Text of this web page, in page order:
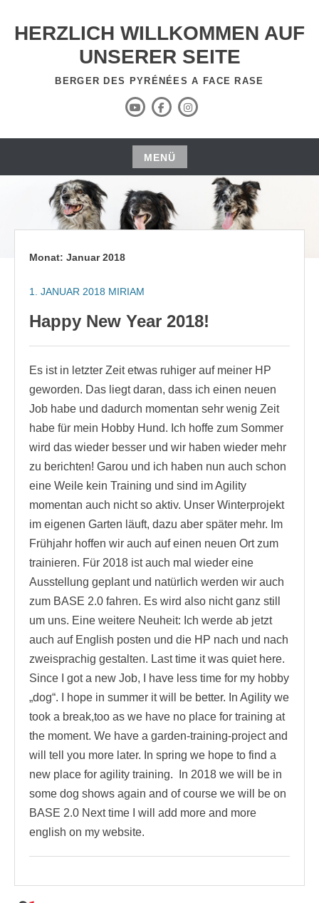
InhaltHERZLICH WILLKOMMEN AUF
UNSERER SEITE
BERGER DES PYRÉNÉES A FACE RASE
YouTube
Kanal
FacebookInstagram
MENÜ
Zum
springen
Monat: Januar 2018
1. JANUAR 2018 MIRIAM
Happy New Year 2018!
Es ist in letzter Zeit etwas ruhiger auf meiner HP
geworden. Das liegt daran, dass ich einen neuen
Job habe und dadurch momentan sehr wenig Zeit
habe für mein Hobby Hund. Ich hoffe zum Sommer
wird das wieder besser und wir haben wieder mehr
zu berichten! Garou und ich haben nun auch schon
eine Weile kein Training und sind im Agility
momentan auch nicht so aktiv. Unser Winterprojekt
im eigenen Garten läuft, dazu aber später mehr. Im
Frühjahr hoffen wir auch auf einen neuen Ort zum
trainieren. Für 2018 ist auch mal wieder eine
Ausstellung geplant und natürlich werden wir auch
zum BASE 2.0 fahren. Es wird also nicht ganz still
um uns. Eine weitere Neuheit: Ich werde ab jetzt
auch auf English posten und die HP nach und nach
zweisprachig gestalten. Last time it was quiet here.
Since I got a new Job, I have less time for my hobby
„dog“. I hope in summer it will be better. In Agility we
took a break,too as we have no place for training at
the moment. We have a garden-training-project and
will tell you more later. In spring we hope to find a
new place for agility training. In 2018 we will be in
some dog shows again and of course we will be on
BASE 2.0 Next time I will add more and more
english on my website.